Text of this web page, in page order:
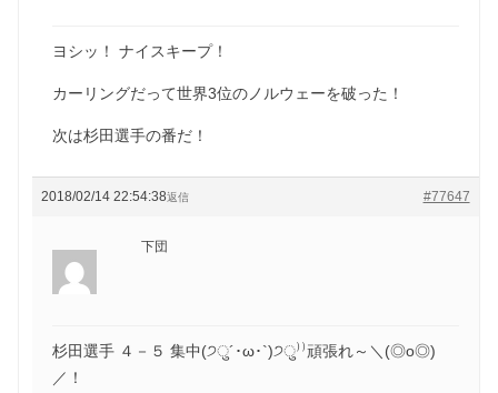
ヨシッ！ ナイスキープ！
カーリングだって世界3位のノルウェーを破った！
次は杉田選手の番だ！
2018/02/14 22:54:38 #77647
返信
下団
杉田選手 ４－５ 集中(੭ु´･ω･`)੭ु⁾⁾頑張れ～＼(◎o◎)
／！